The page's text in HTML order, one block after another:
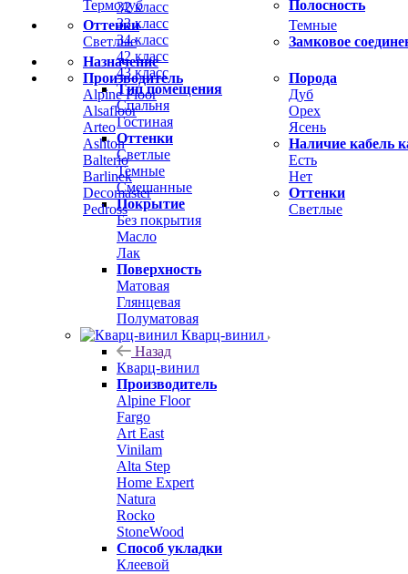
Термодуб
Полосность
Оттенки
Светлые
Темные
Замковое
Назначение
Производитель
Alpine Floor
Alsafloor
Arteo
Ashton
Balterio
Barlinek
Decomaster
Pedross
Порода
Дуб
Орех
Ясень
Наличие кабель
Есть
Нет
Оттенки
Светлые
32 класс
33 класс
34 класс
42 класс
43 класс
Тип помещения
Спальня
Гостиная
Оттенки
Светлые
Темные
Смешанные
Покрытие
Без покрытия
Масло
Лак
Поверхность
Матовая
Глянцевая
Полуматовая
Кварц-винил
Назад
Кварц-винил
Производитель
Alpine Floor
Fargo
Art East
Vinilam
Alta Step
Home Expert
Natura
Rocko
StoneWood
Способ укладки
Клеевой